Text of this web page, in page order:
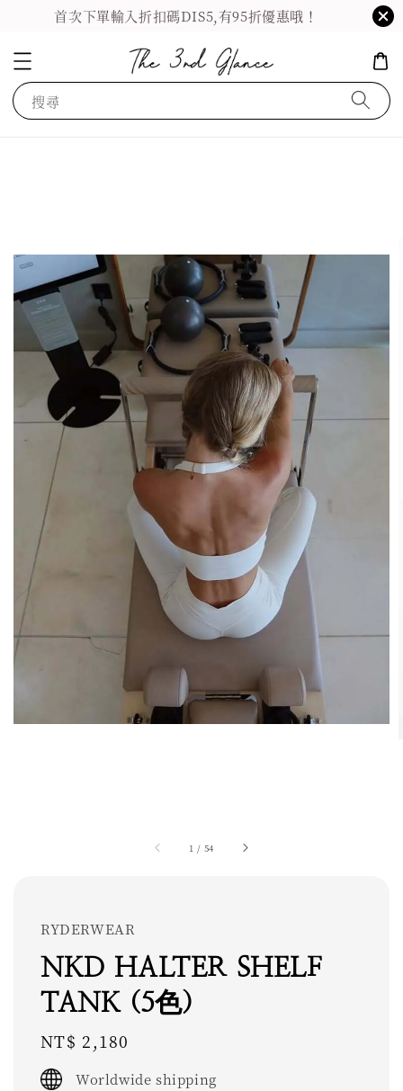
首次下單輸入折扣碼DIS5,有95折優惠哦！
搜尋
1 / 54
RYDERWEAR
NKD HALTER SHELF
TANK (5色)
Regular
price
NT$ 2,180
Worldwide shipping